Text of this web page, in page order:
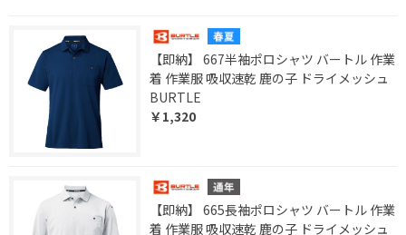
【即納】 667半袖ポロシャツ バートル 作業
着 作業服 吸収速乾 鹿の子 ドライメッシュ
BURTLE
￥1,320
【即納】 665長袖ポロシャツ バートル 作業
着 作業服 吸収速乾 鹿の子 ドライメッシュ